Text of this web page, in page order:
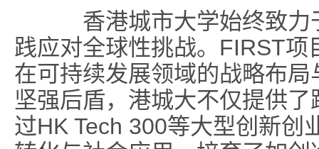
香港城市大学始终致力
践应对全球性挑战。FIRST
在可持续发展领域的战略布
坚强后盾，港城大不仅提供
过HK Tech 300等大型创新创